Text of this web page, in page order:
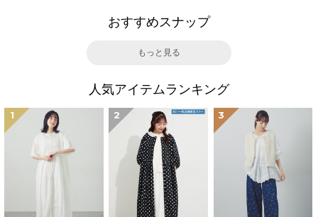
おすすめスナップ
もっと見る
人気アイテムランキング
1 2 3